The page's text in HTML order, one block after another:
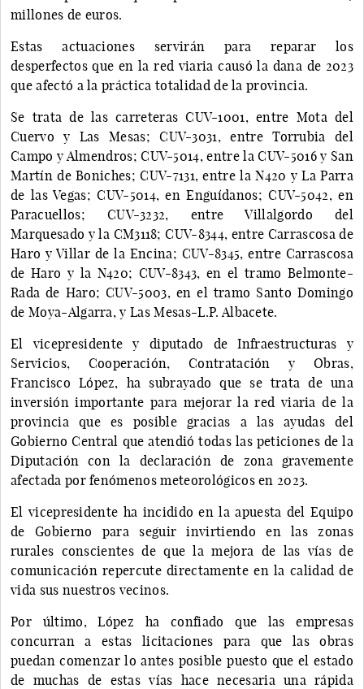
millones de euros.
Estas actuaciones servirán para reparar los
desperfectos que en la red viaria causó la dana de 2023
que afectó a la práctica totalidad de la provincia.
Se trata de las carreteras CUV-1001, entre Mota del
Cuervo y Las Mesas; CUV-3031, entre Torrubia del
Campo y Almendros; CUV-5014, entre la CUV-5016 y San
Martín de Boniches; CUV-7131, entre la N420 y La Parra
de las Vegas; CUV-5014, en Enguídanos; CUV-5042, en
Paracuellos; CUV-3232, entre Villalgordo del
Marquesado y la CM3118; CUV-8344, entre Carrascosa de
Haro y Villar de la Encina; CUV-8345, entre Carrascosa
de Haro y la N420; CUV-8343, en el tramo Belmonte-
Rada de Haro; CUV-5003, en el tramo Santo Domingo
de Moya-Algarra, y Las Mesas-L.P. Albacete.
El vicepresidente y diputado de Infraestructuras y
Servicios, Cooperación, Contratación y Obras,
Francisco López, ha subrayado que se trata de una
inversión importante para mejorar la red viaria de la
provincia que es posible gracias a las ayudas del
Gobierno Central que atendió todas las peticiones de la
Diputación con la declaración de zona gravemente
afectada por fenómenos meteorológicos en 2023.
El vicepresidente ha incidido en la apuesta del Equipo
de Gobierno para seguir invirtiendo en las zonas
rurales conscientes de que la mejora de las vías de
comunicación repercute directamente en la calidad de
vida sus nuestros vecinos.
Por último, López ha confiado que las empresas
concurran a estas licitaciones para que las obras
puedan comenzar lo antes posible puesto que el estado
de muchas de estas vías hace necesaria una rápida